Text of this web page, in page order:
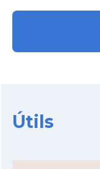
CAMON
CAMON
Útils